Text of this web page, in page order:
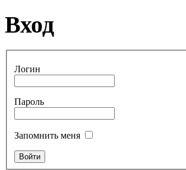
Вход
Логин
Пароль
Запомнить меня